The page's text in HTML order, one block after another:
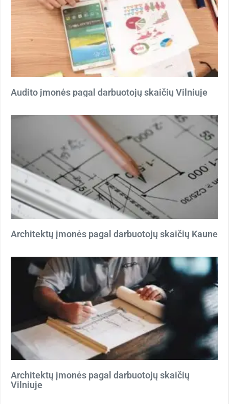
Audito įmonės pagal darbuotojų skaičių Vilniuje
Architektų įmonės pagal darbuotojų skaičių Kaune
Architektų įmonės pagal darbuotojų skaičių
Vilniuje